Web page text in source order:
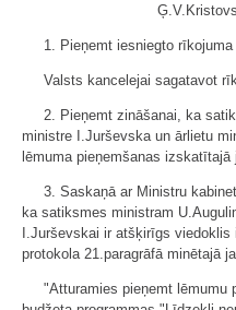
1. Pieņemt iesniegto rīkojuma
Valsts kancelejai sagatavot
2. Pieņemt zināšanai, ka
ministre I.Jurševska un ārlietu
lēmuma pieņemšanas izskatītajā
3. Saskaņā ar Ministru
ka satiksmes ministram
I.Jurševskai ir atšķirīgs
protokola 21.paragrāfā minētajā
"Atturamies pieņemt lēmumu